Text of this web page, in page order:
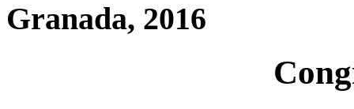
Granada, 2016